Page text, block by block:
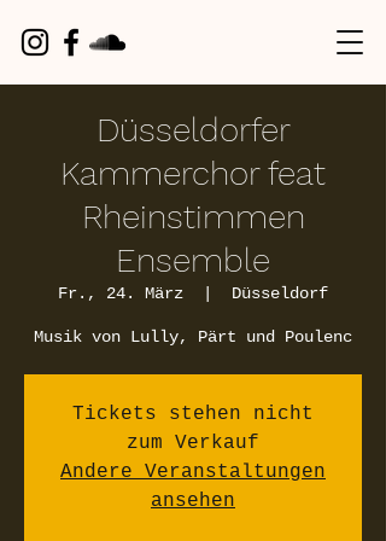
Düsseldorfer
Kammerchor feat
Rheinstimmen
Ensemble
Fr., 24. März Düsseldorf
Musik von Lully, Pärt und Poulenc
Tickets stehen nicht
zum Verkauf
Andere Veranstaltungen
ansehen